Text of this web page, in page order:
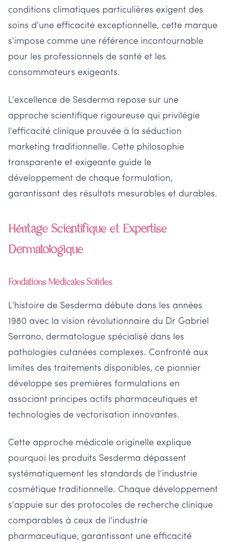
conditions climatiques particulières exigent des
soins d'une efficacité exceptionnelle, cette marque
s'impose comme une référence incontournable
pour les professionnels de santé et les
consommateurs exigeants.
L'excellence de Sesderma repose sur une
approche scientifique rigoureuse qui privilégie
l'efficacité clinique prouvée à la séduction
marketing traditionnelle. Cette philosophie
transparente et exigeante guide le
développement de chaque formulation,
garantissant des résultats mesurables et durables.
Héritage Scientifique et Expertise
Dermatologique
Fondations Médicales Solides
L'histoire de Sesderma débute dans les années
1980 avec la vision révolutionnaire du Dr Gabriel
Serrano, dermatologue spécialisé dans les
pathologies cutanées complexes. Confronté aux
limites des traitements disponibles, ce pionnier
développe ses premières formulations en
associant principes actifs pharmaceutiques et
technologies de vectorisation innovantes.
Cette approche médicale originelle explique
pourquoi les produits Sesderma dépassent
systématiquement les standards de l'industrie
cosmétique traditionnelle. Chaque développement
s'appuie sur des protocoles de recherche clinique
comparables à ceux de l'industrie
pharmaceutique, garantissant une efficacité